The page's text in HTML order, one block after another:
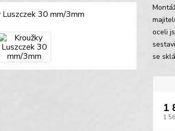
oceli
se
1
1